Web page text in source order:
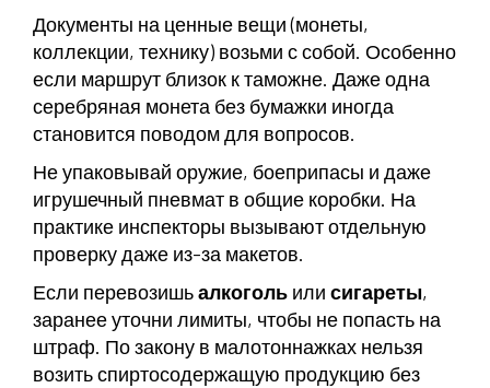
Документы на ценные вещи (монеты,
коллекции, технику) возьми с собой. Особенно
если маршрут близок к таможне. Даже одна
серебряная монета без бумажки иногда
становится поводом для вопросов.
Не упаковывай оружие, боеприпасы и даже
игрушечный пневмат в общие коробки. На
практике инспекторы вызывают отдельную
проверку даже из-за макетов.
Если перевозишьалкоголь или сигареты,
заранее уточни лимиты, чтобы не попасть на
штраф. По закону в малотоннажках нельзя
возить спиртосодержащую продукцию без